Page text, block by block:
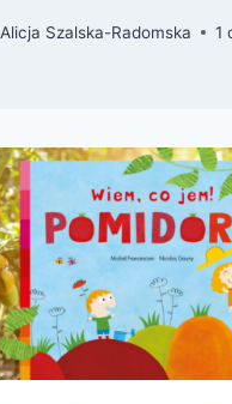
Alicja Szalska-Radomska 1